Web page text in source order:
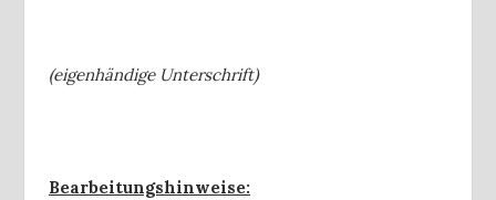
(eigenhändige Unterschrift)
Bearbeitungshinweise: